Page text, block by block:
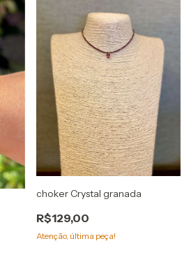
choker Crystal granada
R$129,00
Atenção, última peça!